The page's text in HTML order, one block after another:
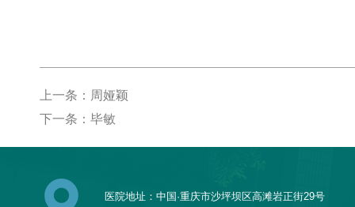
上一条：周娅颖
下一条：毕敏
医院地址：中国·重庆市沙坪坝区高滩岩正街29号